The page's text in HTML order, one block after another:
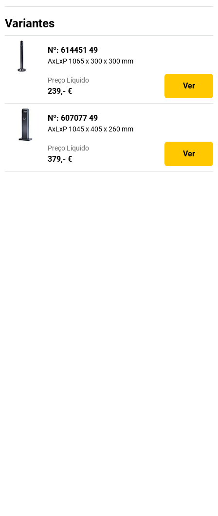
Variantes
Nº: 614451 49
AxLxP 1065 x 300 x 300 mm
Preço Líquido
239,- €
Ver
Nº: 607077 49
AxLxP 1045 x 405 x 260 mm
Preço Líquido
379,- €
Ver